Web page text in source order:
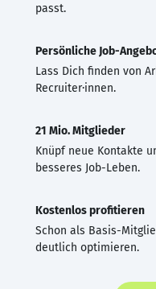
passt.
Persönliche Job-
Lass Dich finden von
Recruiter·innen.
21 Mio. Mitglieder
Knüpf neue Kontakte
besseres Job-Leben.
Kostenlos profitieren
Schon als Basis-
deutlich optimieren.